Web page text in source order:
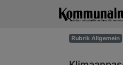
Rubrik Allgemein